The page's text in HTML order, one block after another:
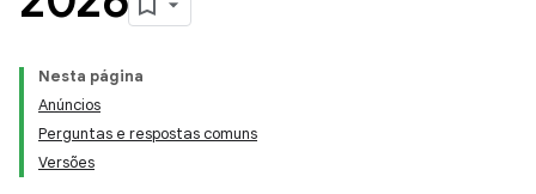
Nesta página
Anúncios
Perguntas e respostas comuns
Versões